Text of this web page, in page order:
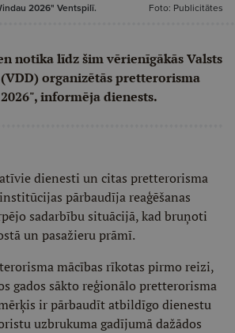
2026" Ventspilī. Foto: Publicitātes
notika līdz šim vērienīgākās Valsts
organizētās pretterorisma
informēja dienests.
dienesti un citas pretterorisma
pārbaudīja reaģēšanas
sadarbību situācijā, kad bruņoti
un pasažieru prāmī.
mācības rīkotas pirmo reizi,
gados sākto reģionālo pretterorisma
ir pārbaudīt atbildīgo dienestu
uzbrukuma gadījumā dažādos